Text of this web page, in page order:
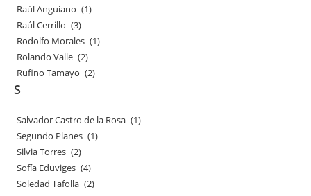
Raúl Anguiano (1)
Raúl Cerrillo (3)
Rodolfo Morales (1)
Rolando Valle (2)
Rufino Tamayo (2)
S
Salvador Castro de la Rosa (1)
Segundo Planes (1)
Silvia Torres (2)
Sofía Eduviges (4)
Soledad Tafolla (2)